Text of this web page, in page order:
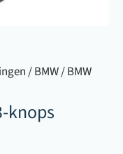
/BMW/ BMW
knops